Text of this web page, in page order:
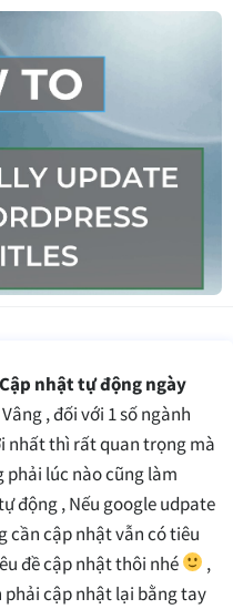
Cập nhật tự động ngày
Vâng , đối với 1 số ngành
nhất thì rất quan trọng mà
lúc nào cũng làm
động , Nếu google udpate
cần cập nhật vẫn có tiêu
đề cập nhật thôi nhé
,
cập nhật lại bằng tay